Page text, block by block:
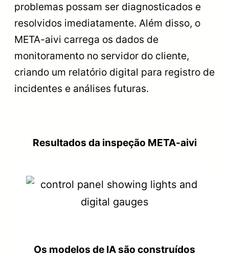
problemas possam ser diagnosticados e
resolvidos imediatamente. Além disso, o
META-aivi carrega os dados de
monitoramento no servidor do cliente,
criando um relatório digital para registro de
incidentes e análises futuras.
Resultados da inspeção META-aivi
Os modelos de IA são construídos